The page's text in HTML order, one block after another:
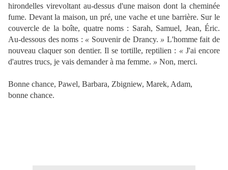
hirondelles virevoltant au-dessus d'une maison dont la cheminée
fume. Devant la maison, un pré, une vache et une barrière. Sur le
couvercle de la boîte, quatre noms : Sarah, Samuel, Jean, Éric.
Au-dessous des noms : « Souvenir de Drancy. » L'homme fait de
nouveau claquer son dentier. Il se tortille, reptilien : « J'ai encore
d'autres trucs, je vais demander à ma femme. » Non, merci.
Bonne chance, Pawel, Barbara, Zbigniew, Marek, Adam,
bonne chance.